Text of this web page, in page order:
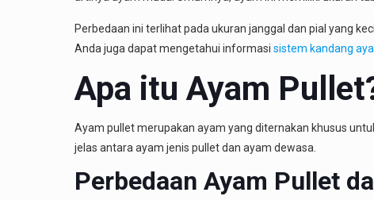
Perbedaan ini terlihat pada ukuran janggal dan pial yang
Anda juga dapat mengetahui informasi sistem kandang
Apa itu Ayam
Ayam pullet merupakan ayam yang diternakan khusus
jelas antara ayam jenis pullet dan ayam dewasa.
Perbedaan Ayam Pullet